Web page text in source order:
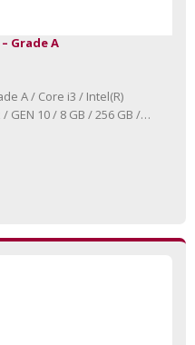
Grade A
A / Core i3 / Intel(R)
/ GEN 10 / 8 GB / 256 GB /